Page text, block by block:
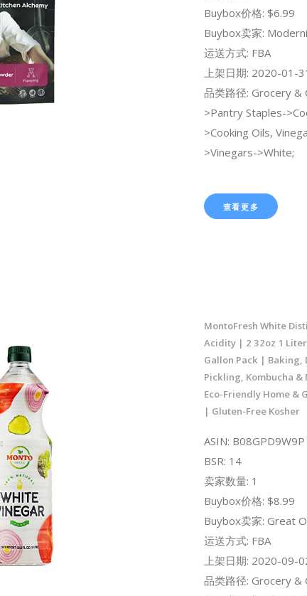
Buybox价格: $6.99
Buybox卖家:
运送方式: FBA
上架日期: 2020-01-
品类路径: Grocery
>Pantry Staples-
>Cooking Oils,
>Vinegars->White;
查看更多
MontoFresh White
Acidity | 2 32oz 1
Gallon Pack | Baking,
Pickling, Kombucha &
Eco-Friendly Home &
| Gluten-Free Kosher
ASIN: B08GPD9W9P
BSR: 14
卖家数量: 1
Buybox价格: $8.99
Buybox卖家: Great
运送方式: FBA
上架日期: 2020-09-
品类路径: Grocery